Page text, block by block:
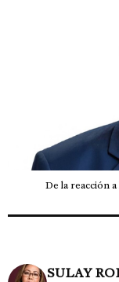
De la reacción
SULAY